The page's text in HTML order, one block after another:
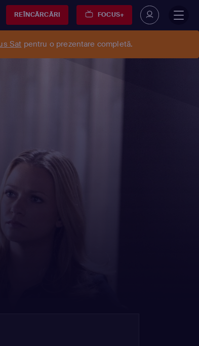
REÎNCĂRCĂRI FOCUS+
Sat pentru o prezentare completă.